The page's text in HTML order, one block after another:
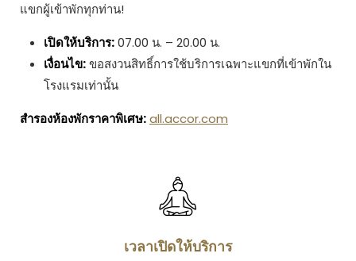
แขกผู้เข้าพักทุกท่าน!
เปิดให้บริการ:07.00 น. – 20.00 น.
เงื่อนไข:ขอสงวนสิทธิ์การใช้บริการเฉพาะแขกที่เข้าพักใน
โรงแรมเท่านั้น
สำรองห้องพักราคาพิเศษ:all.accor.com
เวลาเปิดให้บริการ